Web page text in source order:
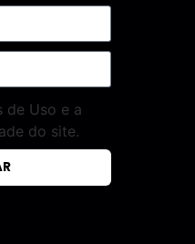
de Uso e a
do site.